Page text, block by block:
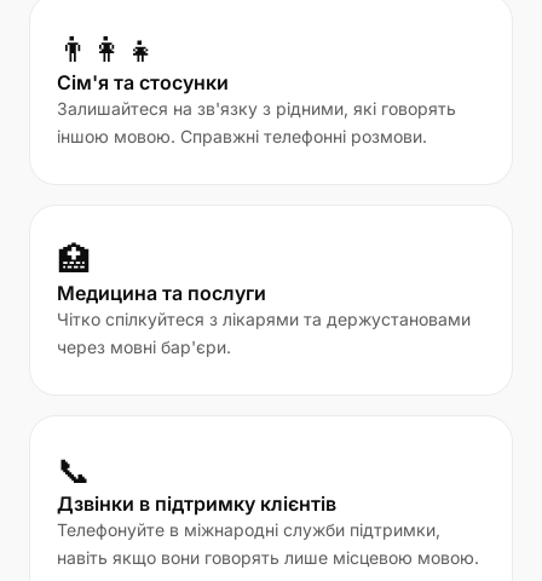
👨‍👩‍👧
Сім'я та стосунки
Залишайтеся на зв'язку з рідними, які говорять
іншою мовою. Справжні телефонні розмови.
🏥
Медицина та послуги
Чітко спілкуйтеся з лікарями та держустановами
через мовні бар'єри.
📞
Дзвінки в підтримку клієнтів
Телефонуйте в міжнародні служби підтримки,
навіть якщо вони говорять лише місцевою мовою.